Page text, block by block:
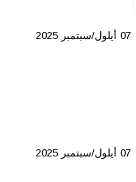
07 أيلول/سبتمبر 2025
07 أيلول/سبتمبر 2025